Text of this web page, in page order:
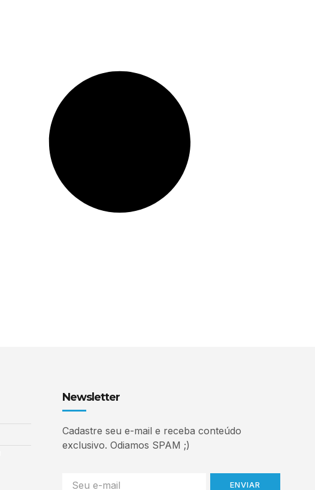
Newsletter
Cadastre seu e-mail e receba conteúdo
exclusivo. Odiamos SPAM ;)
ENVIAR